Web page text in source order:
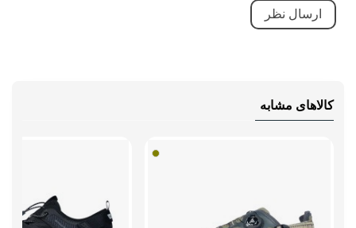
نوع ساق
کالاهای مشابه